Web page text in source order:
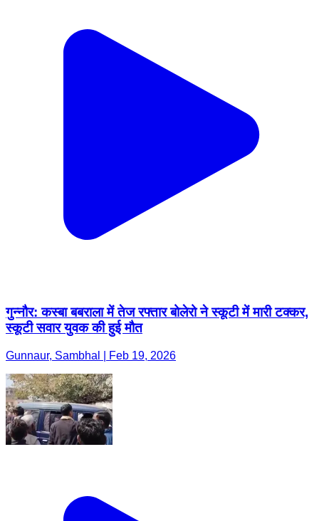
गुन्नौर: कस्बा बबराला में तेज रफ्तार बोलेरो ने स्कूटी में मारी टक्कर,
स्कूटी सवार युवक की हुई मौत
Gunnaur, Sambhal | Feb 19, 2026